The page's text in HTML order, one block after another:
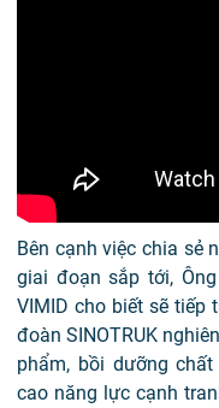
Bên cạnh việc chia sẻ
giai đoạn sắp tới,
VIMID cho biết sẽ tiếp
đoàn SINOTRUK
phẩm, bồi dưỡng
cao năng lực cạnh